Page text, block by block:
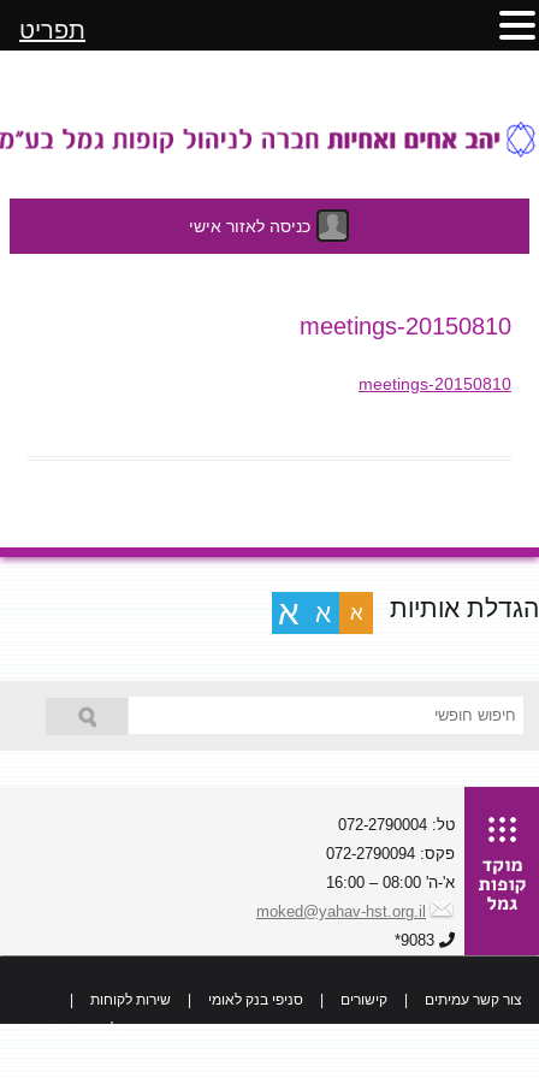
כניסה לאזור אישי
20150810-meetings
20150810-meetings
הגדלת אותיות א א א
טל: 072-2790004
פקס: 072-2790094
א'-ה' 08:00 – 16:00
moked@yahav-hst.org.il
9083*
צור קשר עמיתים קישורים סניפי בנק לאומי שירות לקוחות
כל הזכויות שמורות
תפריט